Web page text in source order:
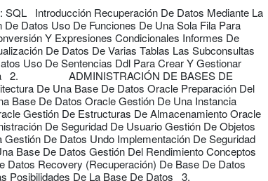
Recuperación De Datos Mediante La
Datos Uso De Funciones De Una Sola Fila Para
Y Expresiones Condicionales Informes De
De Datos De Varias Tablas Las Subconsultas
Uso De Sentencias Ddl Para Crear Y Gestionar
2. ADMINISTRACIÓN DE BASES DE
De Una Base De Datos Oracle Preparación Del
Base De Datos Oracle Gestión De Una Instancia
Gestión De Estructuras De Almacenamiento Oracle
De Seguridad De Usuario Gestión De Objetos
De Datos Undo Implementación De Seguridad
Base De Datos Gestión Del Rendimiento Conceptos
Datos Recovery (Recuperación) De Base De Datos
Las Posibilidades De La Base De Datos 3.